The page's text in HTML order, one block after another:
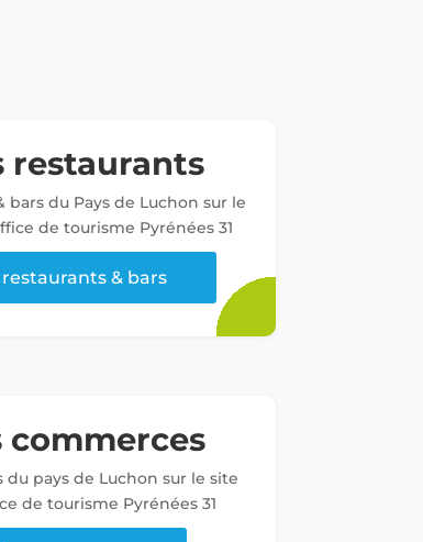
restaurants
bars du Pays de Luchon sur le
de tourisme Pyrénées 31
& bars
commerces
du pays de Luchon sur le site
de tourisme Pyrénées 31